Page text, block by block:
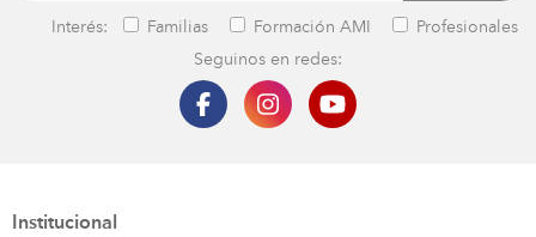
Interés: Familias Formación AMI
Profesionales
Seguinos en redes:
Institucional